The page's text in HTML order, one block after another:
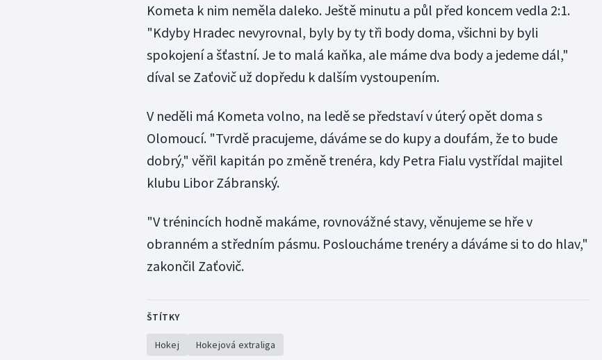
Kometa k nim neměla daleko. Ještě minutu a půl před koncem vedla 2:1.
"Kdyby Hradec nevyrovnal, byly by ty tři body doma, všichni by byli
spokojení a šťastní. Je to malá kaňka, ale máme dva body a jedeme dál,"
díval se Zaťovič už dopředu k dalším vystoupením.
V neděli má Kometa volno, na ledě se představí v úterý opět doma s
Olomoucí. "Tvrdě pracujeme, dáváme se do kupy a doufám, že to bude
dobrý," věřil kapitán po změně trenéra, kdy Petra Fialu vystřídal majitel
klubu Libor Zábranský.
"V trénincích hodně makáme, rovnovážné stavy, věnujeme se hře v
obranném a středním pásmu. Posloucháme trenéry a dáváme si to do hlav,"
zakončil Zaťovič.
ŠTÍTKY
Hokej Hokejová extraliga